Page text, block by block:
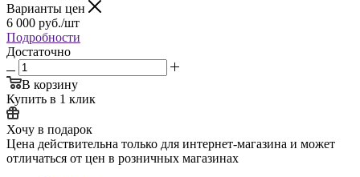
Варианты цен
6 000 руб./шт
Подробности
Достаточно
В корзину
Купить в 1 клик
Хочу в подарок
Цена действительна только для интернет-магазина и может
отличаться от цен в розничных магазинах